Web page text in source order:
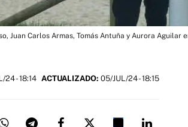
Juan Carlos Armas, Tomás Antuña y Aurora Aguilar
24- 18:14 ACTUALIZADO: 05/JUL/24 - 18:15